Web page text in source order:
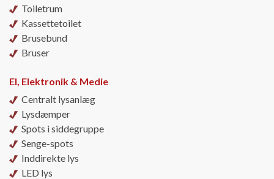
Toiletrum
Kassettetoilet
Brusebund
Bruser
El, Elektronik & Medie
Centralt lysanlæg
Lysdæmper
Spots i siddegruppe
Senge-spots
Inddirekte lys
LED lys